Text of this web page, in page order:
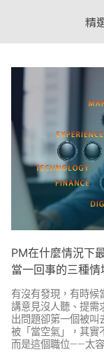
精
PM在什麼情況下
當一回事的三種
有沒有發現，有時候
講意見沒人聽、提需
出問題卻第一個被叫
被「當空氣」，其實
而是這個職位——太